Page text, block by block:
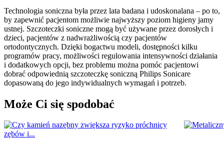
Technologia soniczna była przez lata badana i udoskonalana – po to,
by zapewnić pacjentom możliwie najwyższy poziom higieny jamy
ustnej. Szczoteczki soniczne mogą być używane przez dorosłych i
dzieci, pacjentów z nadwrażliwością czy pacjentów
ortodontycznych. Dzięki bogactwu modeli, dostępności kilku
programów pracy, możliwości regulowania intensywności działania
i dodatkowych opcji, bez problemu można pomóc pacjentowi
dobrać odpowiednią szczoteczkę soniczną Philips Sonicare
dopasowaną do jego indywidualnych wymagań i potrzeb.
Może Ci się spodobać